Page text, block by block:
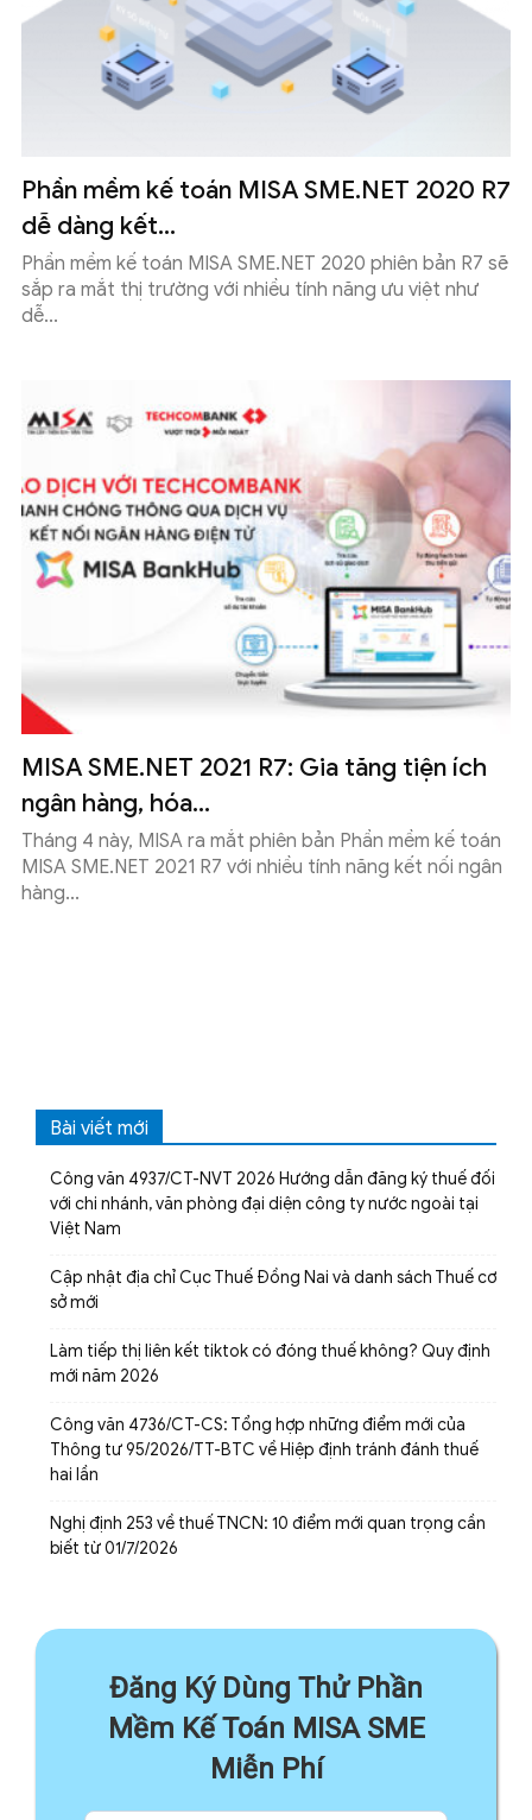
Phần mềm kế toán MISA SME.NET 2020 R7
dễ dàng kết...
Phần mềm kế toán MISA SME.NET 2020 phiên bản R7 sẽ
sắp ra mắt thị trường với nhiều tính năng ưu việt như
dễ...
MISA SME.NET 2021 R7: Gia tăng tiện ích
ngân hàng, hóa...
Tháng 4 này, MISA ra mắt phiên bản Phần mềm kế toán
MISA SME.NET 2021 R7 với nhiều tính năng kết nối ngân
hàng...
Bài viết mới
Công văn 4937/CT-NVT 2026 Hướng dẫn đăng ký thuế đối
với chi nhánh, văn phòng đại diện công ty nước ngoài tại
Việt Nam
Cập nhật địa chỉ Cục Thuế Đồng Nai và danh sách Thuế cơ
sở mới
Làm tiếp thị liên kết tiktok có đóng thuế không? Quy định
mới năm 2026
Công văn 4736/CT-CS: Tổng hợp những điểm mới của
Thông tư 95/2026/TT-BTC về Hiệp định tránh đánh thuế
hai lần
Nghị định 253 về thuế TNCN: 10 điểm mới quan trọng cần
biết từ 01/7/2026
Đăng Ký Dùng Thử Phần
Mềm Kế Toán MISA SME
Miễn Phí